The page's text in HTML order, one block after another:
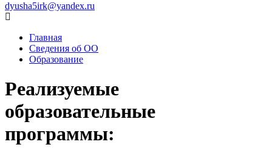
dyusha5irk@yandex.ru
Главная
Сведения об ОО
Образование
Реализуемые
образовательные
программы: